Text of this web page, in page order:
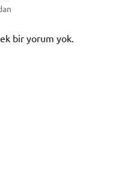
bir yorum yok.